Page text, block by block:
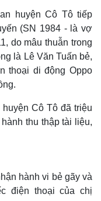
huyện Cô Tô tiếp
(SN 1984 - là vợ
do mâu thuẫn trong
là Lê Văn Tuấn bẻ,
thoại di động Oppo
Cô Tô đã triệu
thu thập tài liệu,
hành vi bẻ gãy và
điện thoại của chị